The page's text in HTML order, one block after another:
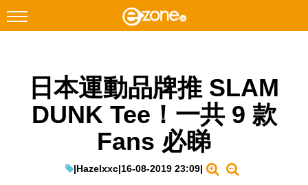
Facebook Instagram
科技焦點
日本運動品牌推 SLAM
DUNK Tee！一共 9 款
Fans 必睇
|Hazelxxc|16-08-2019 23:09|